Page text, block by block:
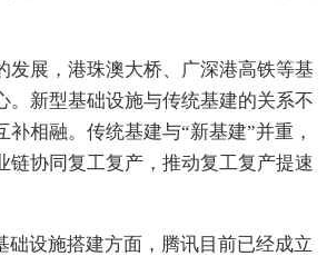
发展，港珠澳大桥、广深港高铁等基
。新型基础设施与传统基建的关系不
补相融。传统基建与“新基建”并重，
链协同复工复产，推动复工复产提速
础设施搭建方面，腾讯目前已经成立